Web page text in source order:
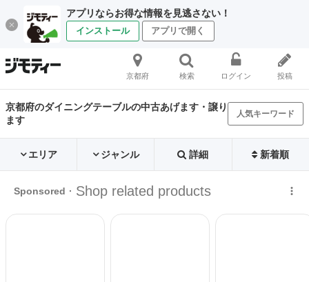
アプリならお得な情報を見逃さない！
インストール アプリで開く
京都府 検索 ログイン 投稿
京都府のダイニングテーブルの中古あげます・譲り
ます
人気キーワード
エリア ジャンル 詳細 新着順